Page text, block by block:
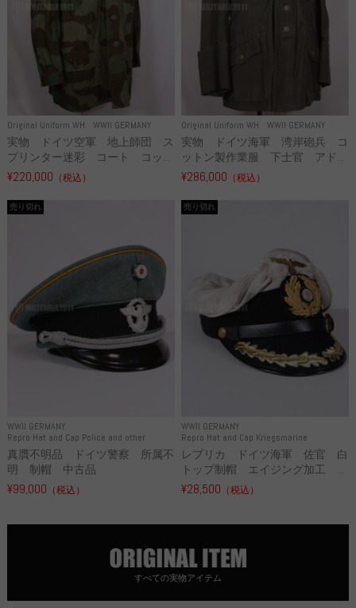
Original Uniform WH WWII GERMANY
実物 ドイツ空軍 地上師団 ス
プリンター迷彩 コート コッ...
¥220,000 （税込）
Original Uniform WH WWII GERMANY
実物 ドイツ海軍 湾岸砲兵 コ
ットン製作業服 下士官 アド...
¥286,000 （税込）
WWII GERMANY
Repro Hat and Cap Police and other
売り切れ
真贋不明品 ドイツ警察 所属不
明 制帽 中古品
¥99,000 （税込）
WWII GERMANY
Repro Hat and Cap Kriegsmarine
売り切れ
レプリカ ドイツ海軍 佐官 白
トップ制帽 エイジング加工 ...
¥28,500 （税込）
すべての実物アイテム